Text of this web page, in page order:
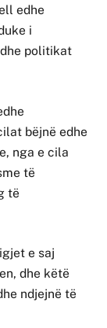
edhe
i
politikat
bëjnë edhe
nga e cila
të
të
e saj
dhe këtë
ndjejnë të